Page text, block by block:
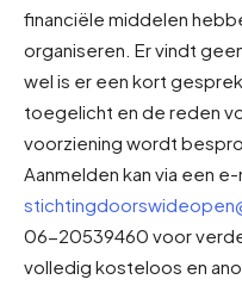
financiële middelen
organiseren. Er vindt
wel is er een kort
toegelicht en de reden
voorziening wordt
Aanmelden kan via een e-
06-20539460 voor
volledig kosteloos en